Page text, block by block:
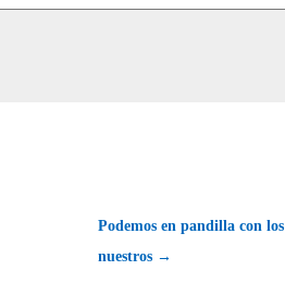
Podemos en pandilla con los
nuestros →